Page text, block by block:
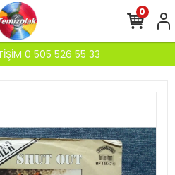
0 505 526 55 33
0